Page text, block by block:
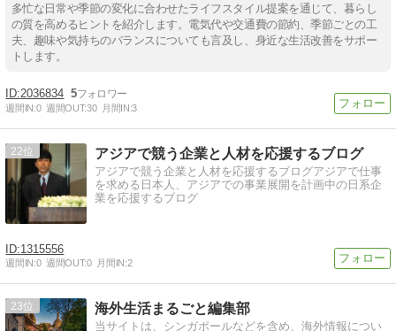
多忙な日常や季節の変化に合わせたライフスタイル提案を通じて、暮らし
の質を高めるヒントを紹介します。電気代や交通費の節約、季節ごとの工
夫、趣味や気持ちのバランスについても言及し、身近な生活改善をサポー
トします。
2036834 5
週間IN:0 週間OUT:30 月間IN:3
22 アジアで競う企業と人材を応援するブログ
アジアで競う企業と人材を応援するブログアジアで仕事
を求める日本人、アジアでの事業展開を計画中の日系企
業を応援するブログ
1315556
週間IN:0 週間OUT:0 月間IN:2
23 海外生活まるごと編集部
当サイトは、シンガポールなどを含め、海外情報につい